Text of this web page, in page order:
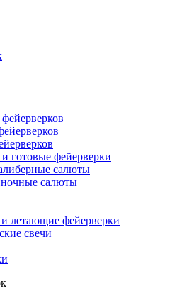
и готовые фейерверки
салюты
салюты
летающие фейерверки
свечи